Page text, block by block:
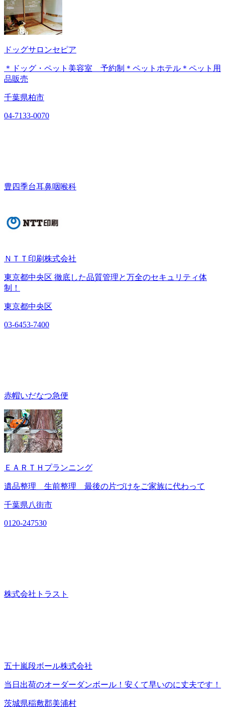
ドッグサロンセピア
＊ドッグ・ペット美容室 予約制＊ペットホテル＊ペット用
品販売
千葉県柏市
04-7133-0070
豊四季台耳鼻咽喉科
ＮＴＴ印刷株式会社
東京都中央区 徹底した品質管理と万全のセキュリティ体
制！
東京都中央区
03-6453-7400
赤帽いだなつ急便
ＥＡＲＴＨプランニング
遺品整理 生前整理 最後の片づけをご家族に代わって
千葉県八街市
0120-247530
株式会社トラスト
五十嵐段ボール株式会社
当日出荷のオーダーダンボール！安くて早いのに丈夫です！
茨城県稲敷郡美浦村